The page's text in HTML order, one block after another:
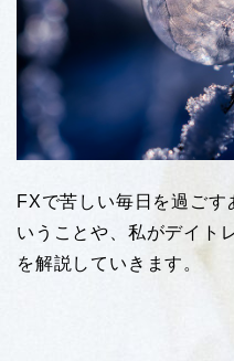
FXで苦しい毎日を過ごす
いうことや、私がデイト
を解説していきます。